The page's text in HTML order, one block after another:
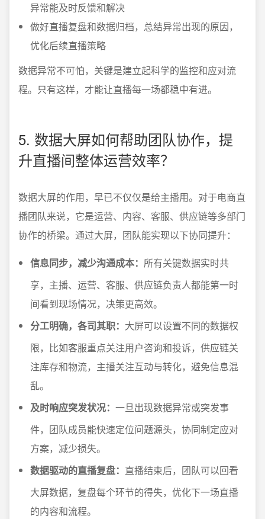
异常能及时反馈和解决
做好直播复盘和数据归档，总结异常出现的原因，
优化后续直播策略
数据异常不可怕，关键是建立起科学的监控和应对流
程。只有这样，才能让直播每一场都稳中有进。
5. 数据大屏如何帮助团队协作，提
升直播间整体运营效率？
数据大屏的作用，早已不仅仅是给主播用。对于电商直
播团队来说，它是运营、内容、客服、供应链等多部门
协作的桥梁。通过大屏，团队能实现以下协同提升：
信息同步，减少沟通成本： 所有关键数据实时共
享，主播、运营、客服、供应链负责人都能第一时
间看到现场情况，决策更高效。
分工明确，各司其职： 大屏可以设置不同的数据权
限，比如客服重点关注用户咨询和投诉，供应链关
注库存和物流，主播关注互动与转化，避免信息混
乱。
及时响应突发状况： 一旦出现数据异常或突发事
件，团队成员能快速定位问题源头，协同制定应对
方案，减少损失。
数据驱动的直播复盘： 直播结束后，团队可以回看
大屏数据，复盘每个环节的得失，优化下一场直播
的内容和流程。